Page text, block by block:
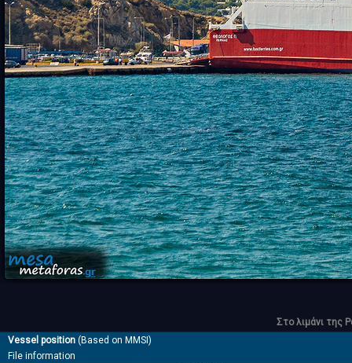
Στο λιμάνι της
Vessel position (Based on MMSI)
File information